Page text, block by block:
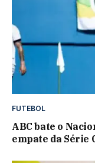
FUTEBOL
ABC bate o
empate da Série